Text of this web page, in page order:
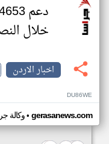
خلال
اخبار الاردن
DU86WE
وكالة• gerasanews.com